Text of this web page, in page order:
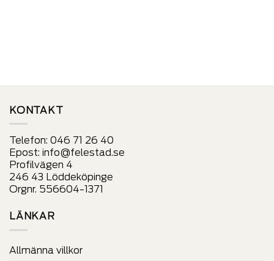
KONTAKT
Telefon: 046 71 26 40
Epost: info@felestad.se
Profilvägen 4
246 43 Löddeköpinge
Orgnr. 556604-1371
LÄNKAR
Allmänna villkor